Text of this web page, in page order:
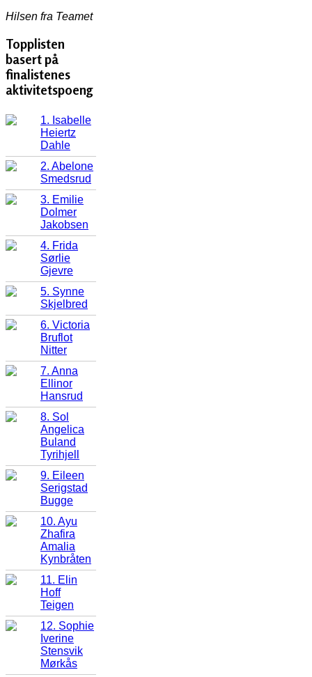
Hilsen fra Teamet
Topplisten
basert på
finalistenes
aktivitetspoeng
1. Isabelle
Heiertz
Dahle
2. Abelone
Smedsrud
3. Emilie
Dolmer
Jakobsen
4. Frida
Sørlie
Gjevre
5. Synne
Skjelbred
6. Victoria
Bruflot
Nitter
7. Anna
Ellinor
Hansrud
8. Sol
Angelica
Buland
Tyrihjell
9. Eileen
Serigstad
Bugge
10. Ayu
Zhafira
Amalia
Kynbråten
11. Elin
Hoff
Teigen
12. Sophie
Iverine
Stensvik
Mørkås